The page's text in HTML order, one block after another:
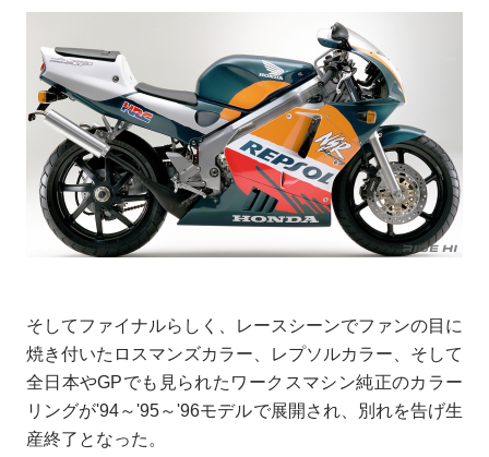
そしてファイナルらしく、レースシーンでファンの目に
焼き付いたロスマンズカラー、レプソルカラー、そして
全日本やGPでも見られたワークスマシン純正のカラー
リングが'94～'95～'96モデルで展開され、別れを告げ生
産終了となった。